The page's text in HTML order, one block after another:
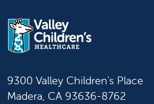
9300 Valley Children's Place
Madera, CA 93636-8762